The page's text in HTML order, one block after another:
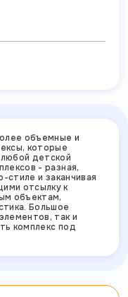
объемные и
которые
детской
- разная,
стиле и заканчивая
отсылку к
объектам,
Большое
так и
комплекс под